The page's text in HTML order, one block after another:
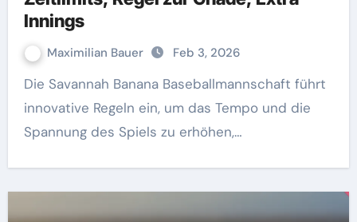
Innings
Maximilian Bauer Feb 3, 2026
Die Savannah Banana Baseballmannschaft führt
innovative Regeln ein, um das Tempo und die
Spannung des Spiels zu erhöhen,…